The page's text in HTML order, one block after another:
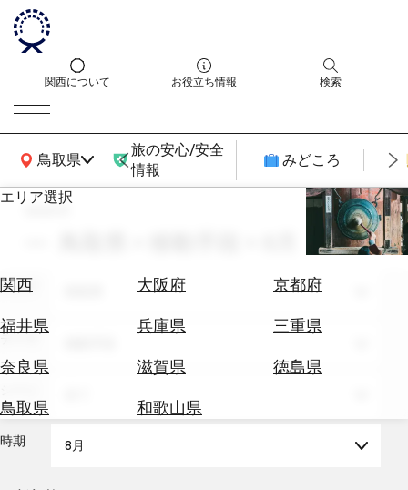
関西について お役立ち情報 検索
鳥取県
関西広域MAP
旅の安心/安全
情報
みどころ
エリア選択
関西 大阪府
京都府
福井県
兵庫県
三重県
奈良県
滋賀県
徳島県
鳥取県
和歌山県
エ
券
テ
を
search
エリア
テーマ
時期 8月